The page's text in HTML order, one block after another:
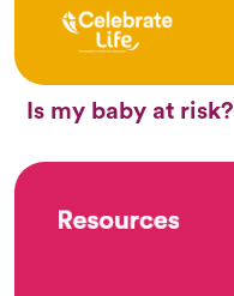
Is my baby at risk?